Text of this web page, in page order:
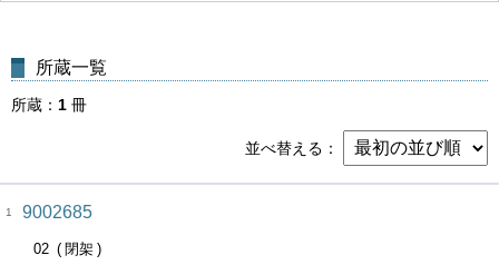
所蔵一覧
所蔵 1 冊
並べ替える
1 9002685
02 閉架